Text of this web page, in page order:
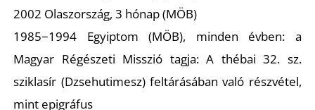
2002 Olaszország, 3 hónap (MÖB)
1985−1994 Egyiptom (MÖB), minden évben: a
Magyar Régészeti Misszió tagja: A thébai 32. sz.
sziklasír (Dzsehutimesz) feltárásában való részvétel,
mint epigráfus